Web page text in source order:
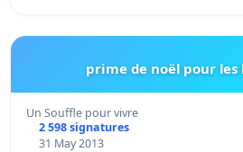
prime de noël pour les
Un Souffle pour vivre
2 598 signatures
31 May 2013